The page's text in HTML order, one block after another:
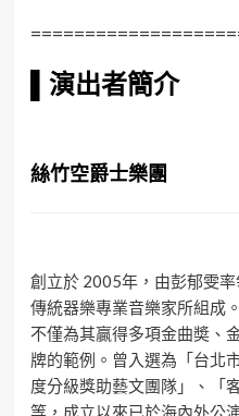
演出者簡介
絲竹空爵士樂團
創立於 2005年，由彭郁雯
傳統器樂專業音樂家所組成
不僅為其贏得多項金曲奬、
牌的範例。曾入選為「台北
度分級獎助藝文團隊」、「
等，成立以來已於海內外公